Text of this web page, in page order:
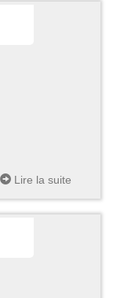
Lire la suite